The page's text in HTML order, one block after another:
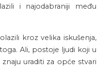
i najodabraniji među
kroz velika iskušenja,
Ali, postoje ljudi koji u
uraditi za opće stvari